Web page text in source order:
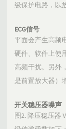
级保护电路，以
ECG信号
平面会产生高频
硬件、软件上使
高频干扰。另外
是前置放大器）
开关稳压器噪声
图2. 降压稳压器